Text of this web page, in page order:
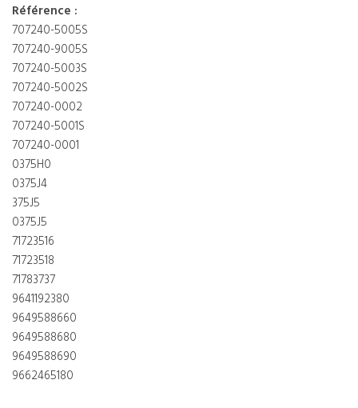
Référence :
707240-5005S
707240-9005S
707240-5003S
707240-5002S
707240-0002
707240-5001S
707240-0001
0375H0
0375J4
375J5
0375J5
71723516
71723518
71783737
9641192380
9649588660
9649588680
9649588690
9662465180